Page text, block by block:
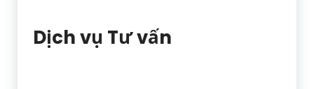
Dịch vụ Tư vấn